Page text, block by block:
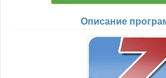
Описание